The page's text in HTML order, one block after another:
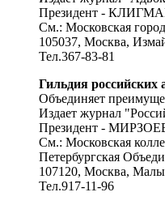
Президент -
См.: Московская
105037, Москва,
Тел.367-83-81
Гильдия российских
Объединяет
Издает журнал
Президент -
См.: Московская
Петербургская
107120, Москва,
Тел.917-11-96